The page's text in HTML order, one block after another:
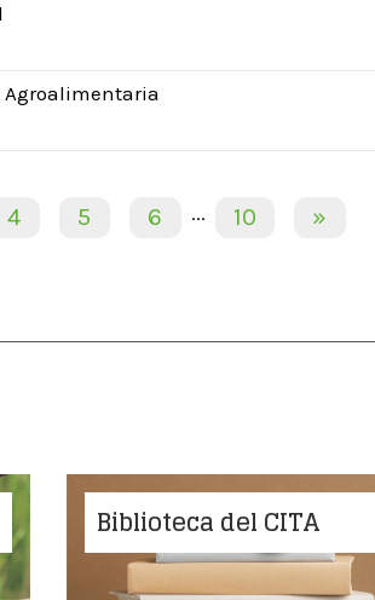
Agroalimentaria
4 5 6 ... 10 »
Biblioteca del CITA